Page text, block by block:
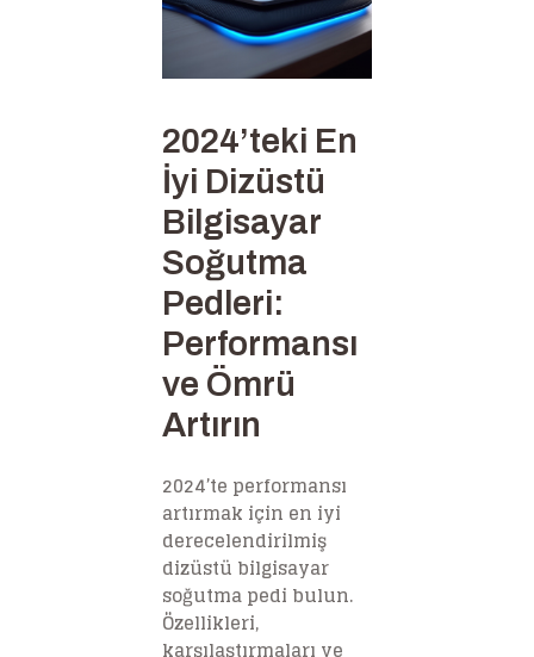
2024’teki En
İyi Dizüstü
Bilgisayar
Soğutma
Pedleri:
Performansı
ve Ömrü
Artırın
2024’te performansı
artırmak için en iyi
derecelendirilmiş
dizüstü bilgisayar
soğutma pedi bulun.
Özellikleri,
karşılaştırmaları ve